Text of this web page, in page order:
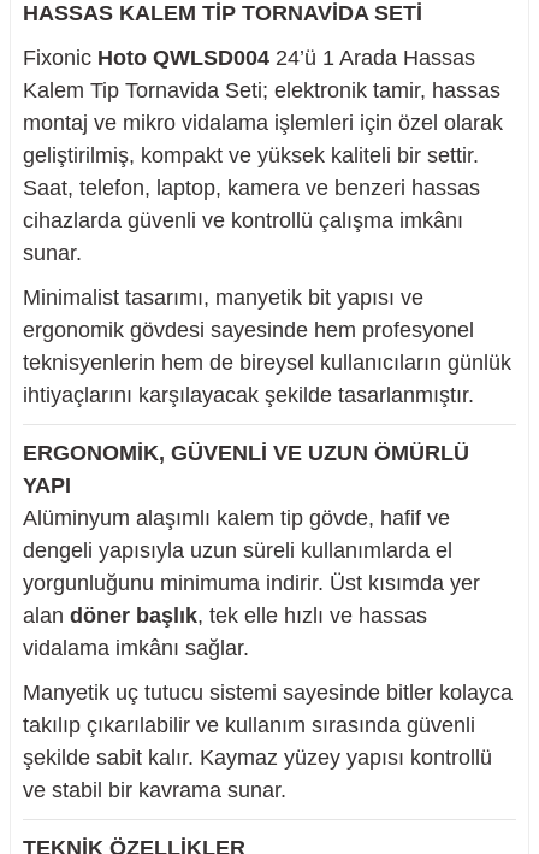
Ucu
HASSAS KALEM TİP TORNAVİDA SETİ
Fixonic Hoto QWLSD004 24’ü 1 Arada Hassas
Kalem Tip Tornavida Seti; elektronik tamir, hassas
montaj ve mikro vidalama işlemleri için özel olarak
geliştirilmiş, kompakt ve yüksek kaliteli bir settir.
Saat, telefon, laptop, kamera ve benzeri hassas
cihazlarda güvenli ve kontrollü çalışma imkânı
sunar.
Minimalist tasarımı, manyetik bit yapısı ve
ergonomik gövdesi sayesinde hem profesyonel
teknisyenlerin hem de bireysel kullanıcıların günlük
ihtiyaçlarını karşılayacak şekilde tasarlanmıştır.
ERGONOMİK, GÜVENLİ VE UZUN ÖMÜRLÜ
YAPI
Alüminyum alaşımlı kalem tip gövde, hafif ve
dengeli yapısıyla uzun süreli kullanımlarda el
yorgunluğunu minimuma indirir. Üst kısımda yer
alan döner başlık, tek elle hızlı ve hassas
vidalama imkânı sağlar.
Manyetik uç tutucu sistemi sayesinde bitler kolayca
takılıp çıkarılabilir ve kullanım sırasında güvenli
şekilde sabit kalır. Kaymaz yüzey yapısı kontrollü
ve stabil bir kavrama sunar.
TEKNİK ÖZELLİKLER